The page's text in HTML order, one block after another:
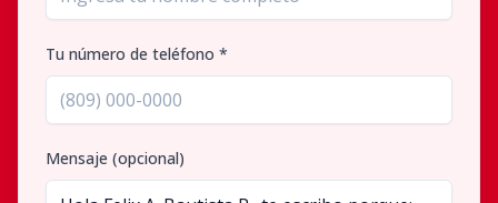
Tu número de teléfono *
Mensaje (opcional)